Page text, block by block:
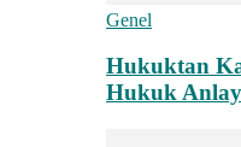
Genel
Hukuktan
Hukuk